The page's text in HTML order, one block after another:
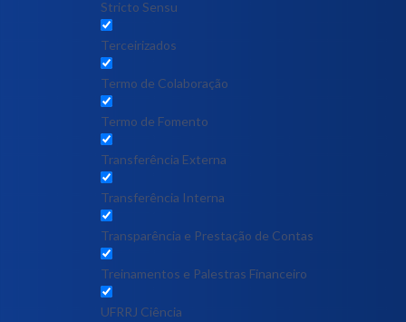
Stricto Sensu
Terceirizados
Termo de Colaboração
Termo de Fomento
Transferência Externa
Transferência Interna
Transparência e Prestação de Contas
Treinamentos e Palestras Financeiro
UFRRJ Ciência